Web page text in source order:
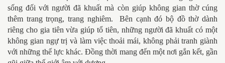
sống đối với người đã khuất mà còn giúp không gian thờ cúng
thêm trang trọng, trang nghiêm. Bên cạnh đó bộ đồ thờ dành
riêng cho gia tiên vừa giúp tổ tiên, những người đã khuất có một
không gian ngự trị và làm việc thoải mái, không phải tranh giành
với những thế lực khác. Đồng thời mang đến một nơi gắn kết, gần